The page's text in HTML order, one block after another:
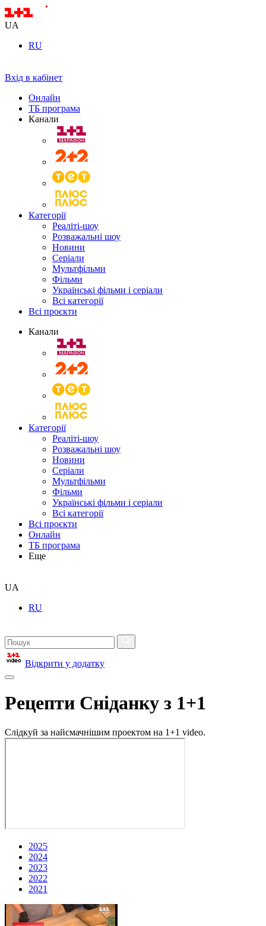
UA
RU
Вхід в кабінет
Онлайн
ТБ програма
Канали
Категорії
Реаліті-шоу
Розважальні шоу
Новини
Серіали
Мультфільми
Фільми
Українські фільми і серіали
Всі категорії
Всі проєкти
Канали
Категорії
Реаліті-шоу
Розважальні шоу
Новини
Серіали
Мультфільми
Фільми
Українські фільми і серіали
Всі категорії
Всі проєкти
Онлайн
ТБ програма
Еще
UA
RU
Відкрити у додатку
Рецепти Сніданку з 1+1
Слідкуй за найсмачнішим проектом на 1+1 video.
2025
2024
2023
2022
2021